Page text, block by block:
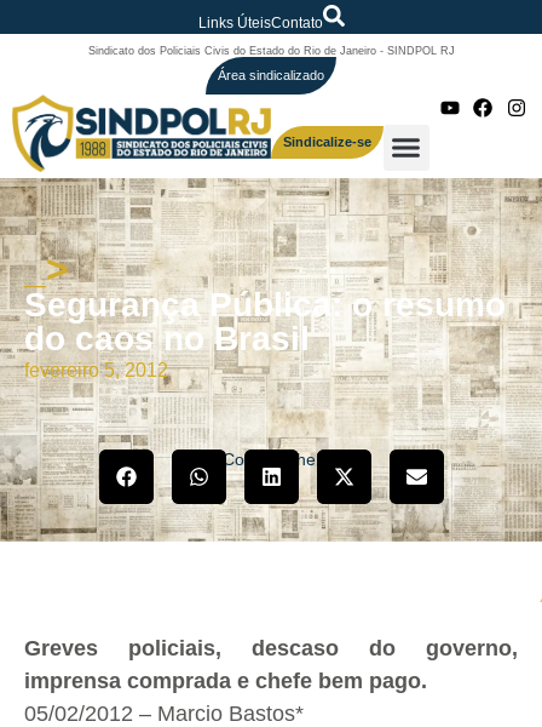
Links ÚteisContato
Sindicato dos Policiais Civis do Estado do Rio de Janeiro - SINDPOL RJ
Área sindicalizado
Sindicalize-se
_>
Segurança Pública: o resumo
do caos no Brasil
fevereiro 5, 2012
Compartilhe!
Greves policiais, descaso do governo,
imprensa comprada e chefe bem pago.
05/02/2012 – Marcio Bastos*